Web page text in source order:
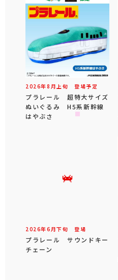
2026年8 月 上旬 登場予定
プラレール 超特大サイズ
ぬいぐるみ H5系新幹線
はやぶさ
2026年6 月下旬 登場
プラレール サウンドキー
チェーン